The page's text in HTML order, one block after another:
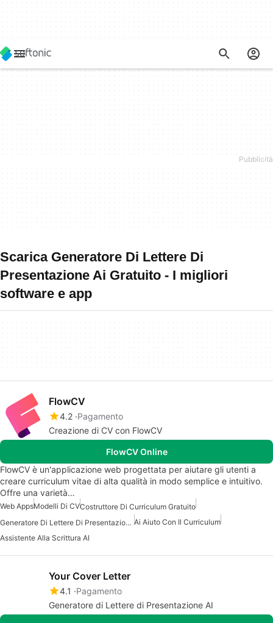
Scarica Generatore Di Lettere Di
Presentazione Ai Gratuito - I migliori
software e app
FlowCV
4.2 Pagamento
Creazione di CV con FlowCV
FlowCV Online
FlowCV è un'applicazione web progettata per aiutare gli utenti a
creare curriculum vitae di alta qualità in modo semplice e intuitivo.
Offre una varietà…
Web AppsModelli Di CVCostruttore Di Curriculum Gratuito
Generatore Di Lettere Di Presentazione AI Gratuito Ai Aiuto Con Il Curriculum
Assistente Alla Scrittura AI
Your Cover Letter
4.1
Pagamento
Generatore di Lettere di Presentazione AI